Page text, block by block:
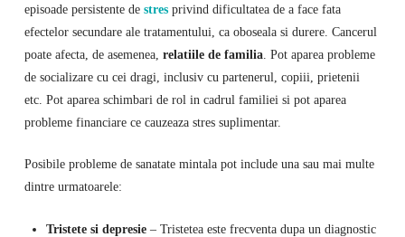
episoade persistente de stres privind dificultatea de a face fata
efectelor secundare ale tratamentului, ca oboseala si durere. Cancerul
poate afecta, de asemenea, relatiile de familia. Pot aparea probleme
de socializare cu cei dragi, inclusiv cu partenerul, copiii, prietenii
etc. Pot aparea schimbari de rol in cadrul familiei si pot aparea
probleme financiare ce cauzeaza stres suplimentar.
Posibile probleme de sanatate mintala pot include una sau mai multe
dintre urmatoarele:
Tristete si depresie– Tristetea este frecventa dupa un diagnostic